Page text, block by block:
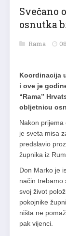
Svečano
osnutka
Rama
Koordinacija
i ove je
“Rama”
obljetnicu
Nakon prijema
je sveta misa
predslavio
župnika iz
Don Marko je
način trebamo
svoj život
pokojnike
ništa ne
pak vijenci.